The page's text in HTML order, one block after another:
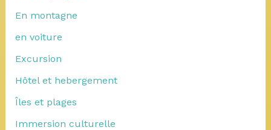
En montagne
en voiture
Excursion
Hôtel et hebergement
Îles et plages
Immersion culturelle